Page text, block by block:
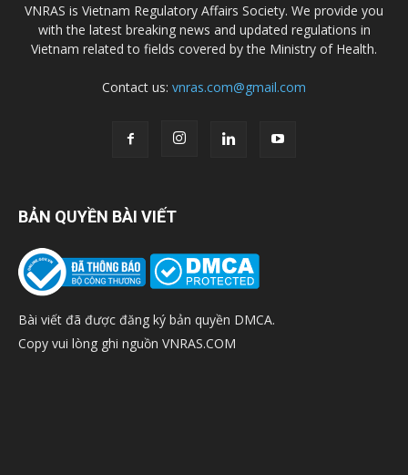
VNRAS is Vietnam Regulatory Affairs Society. We provide you
with the latest breaking news and updated regulations in
Vietnam related to fields covered by the Ministry of Health.
Contact us: vnras.com@gmail.com
BẢN QUYỀN BÀI VIẾT
Bài viết đã được đăng ký bản quyền DMCA.
Copy vui lòng ghi nguồn VNRAS.COM